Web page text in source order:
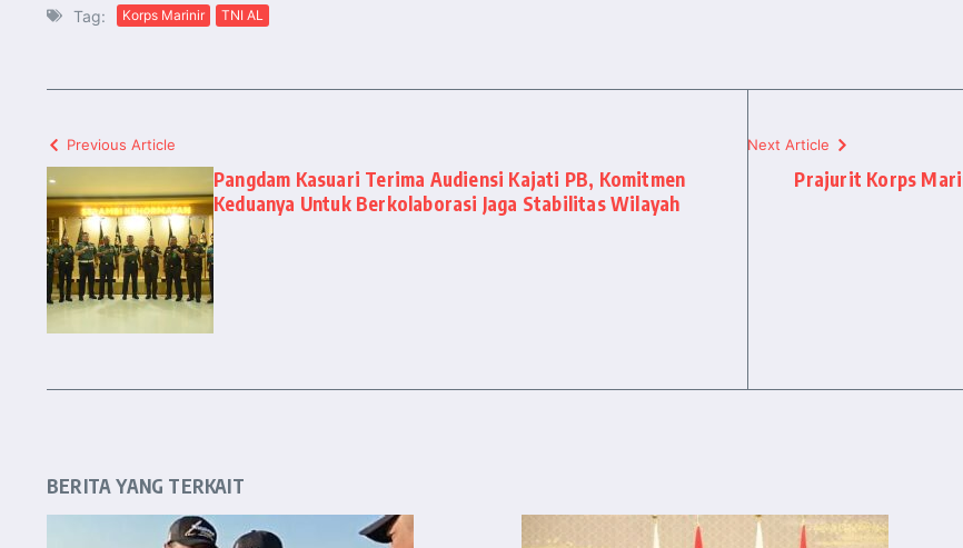
Tag: Korps Marinir TNI AL
Previous Article
Pangdam Kasuari Terima Audiensi Kajati PB, Komitmen
Keduanya Untuk Berkolaborasi Jaga Stabilitas Wilayah
Next Article
Prajurit Korps
BERITA YANG TERKAIT